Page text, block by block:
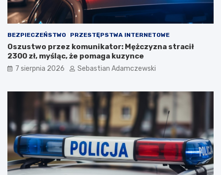
BEZPIECZEŃSTWO PRZESTĘPSTWA INTERNETOWE
Oszustwo przez komunikator: Mężczyzna stracił
2300 zł, myśląc, że pomaga kuzynce
7 sierpnia 2026 Sebastian Adamczewski